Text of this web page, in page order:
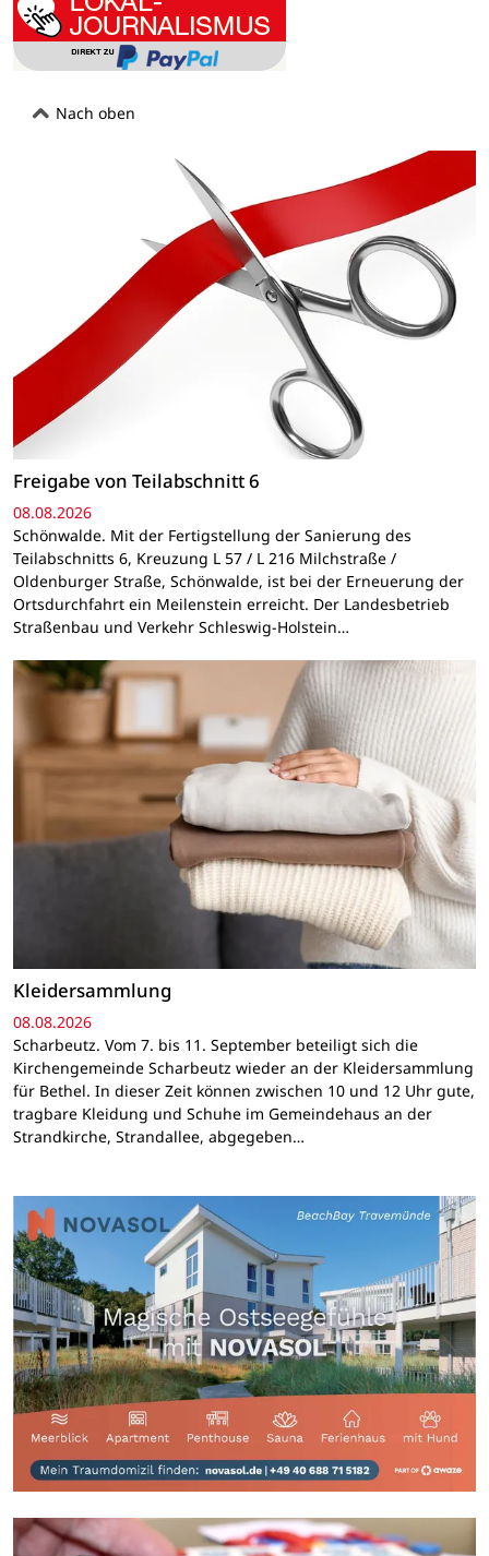
Nach oben
Freigabe von Teilabschnitt 6
08.08.2026
Schönwalde. Mit der Fertigstellung der Sanierung des
Teilabschnitts 6, Kreuzung L 57 / L 216 Milchstraße /
Oldenburger Straße, Schönwalde, ist bei der Erneuerung der
Ortsdurchfahrt ein Meilenstein erreicht. Der Landesbetrieb
Straßenbau und Verkehr Schleswig-Holstein…
Kleidersammlung
08.08.2026
Scharbeutz. Vom 7. bis 11. September beteiligt sich die
Kirchengemeinde Scharbeutz wieder an der Kleidersammlung
für Bethel. In dieser Zeit können zwischen 10 und 12 Uhr gute,
tragbare Kleidung und Schuhe im Gemeindehaus an der
Strandkirche, Strandallee, abgegeben…